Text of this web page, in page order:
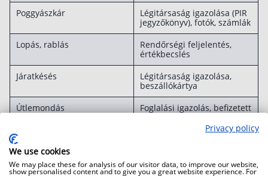
Poggyászkár
Légitársaság igazolása (PIR
jegyzőkönyv), fotók, számlák
Lopás, rablás
Rendőrségi feljelentés,
értékbecslés
Járatkésés
Légitársaság igazolása,
beszállókártya
Útlemondás
Foglalási igazolás, befizetett
orvosi/munkahelyi igazolás
Privacy policy
We use cookies
We may place these for analysis of our visitor data, to improve our website,
show personalised content and to give you a great website experience. For